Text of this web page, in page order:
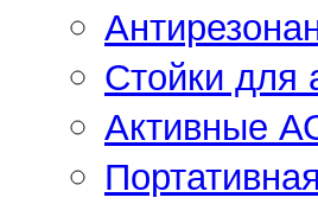
Стойки для
Активные